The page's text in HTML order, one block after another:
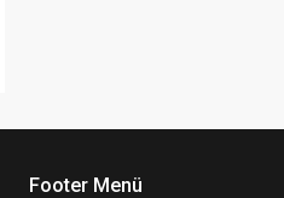
Footer Menü